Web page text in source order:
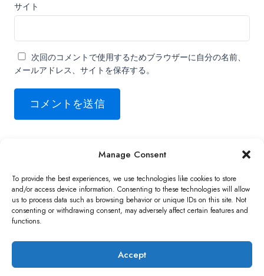
Manage Consent
To provide the best experiences, we use technologies like cookies to store
and/or access device information. Consenting to these technologies will allow
us to process data such as browsing behavior or unique IDs on this site. Not
consenting or withdrawing consent, may adversely affect certain features and
functions.
Accept
サイト
次回のコメントで使用するためブラウザーに自分の名前、
メールアドレス、サイトを保存する。